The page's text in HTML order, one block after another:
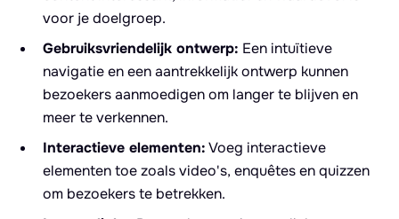
voor je doelgroep.
Gebruiksvriendelijk ontwerp: Een intuïtieve
navigatie en een aantrekkelijk ontwerp kunnen
bezoekers aanmoedigen om langer te blijven en
meer te verkennen.
Interactieve elementen:Voeg interactieve
elementen toe zoals video's, enquêtes en quizzen
om bezoekers te betrekken.